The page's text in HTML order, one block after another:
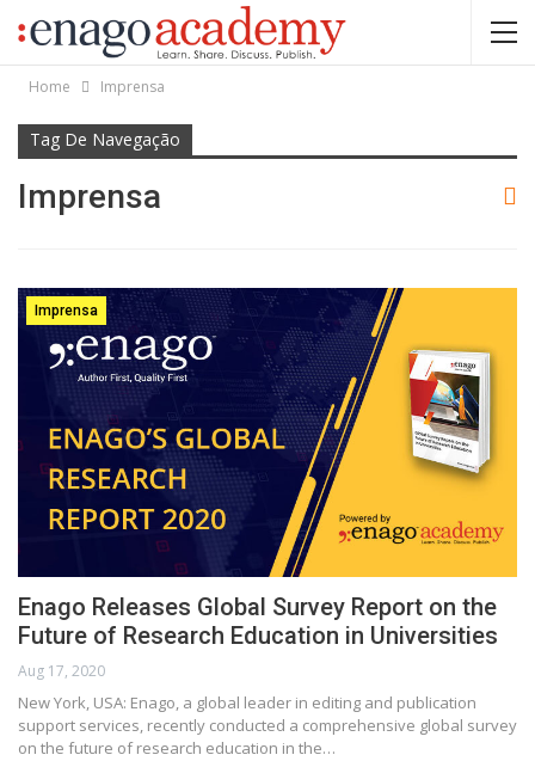
Home Imprensa
Tag De Navegação
Imprensa
Imprensa
Enago Releases Global Survey Report on the
Future of Research Education in Universities
Aug 17, 2020
New York, USA: Enago, a global leader in editing and publication
support services, recently conducted a comprehensive global survey
on the future of research education in the…